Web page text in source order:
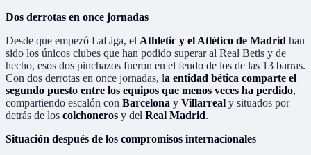
Dos derrotas en once jornadas
Desde que empezó LaLiga, el Athletic y el Atlético de Madrid han
sido los únicos clubes que han podido superar al Real Betis y de
hecho, esos dos pinchazos fueron en el feudo de los de las 13 barras.
Con dos derrotas en once jornadas, la entidad bética comparte el
segundo puesto entre los equipos que menos veces ha perdido,
compartiendo escalón con Barcelona y Villarreal y situados por
detrás de los colchoneros y del Real Madrid.
Situación después de los compromisos internacionales